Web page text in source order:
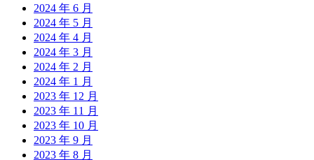
2024 年 6 月
2024 年 5 月
2024 年 4 月
2024 年 3 月
2024 年 2 月
2024 年 1 月
2023 年 12 月
2023 年 11 月
2023 年 10 月
2023 年 9 月
2023 年 8 月